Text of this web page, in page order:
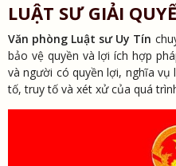
LUẬT SƯ GIẢI
Văn phòng Luật sư Uy Tín
bảo vệ quyền và lợi ích hợp
và người có quyền lợi, nghĩa vụ
tố, truy tố và xét xử của quá